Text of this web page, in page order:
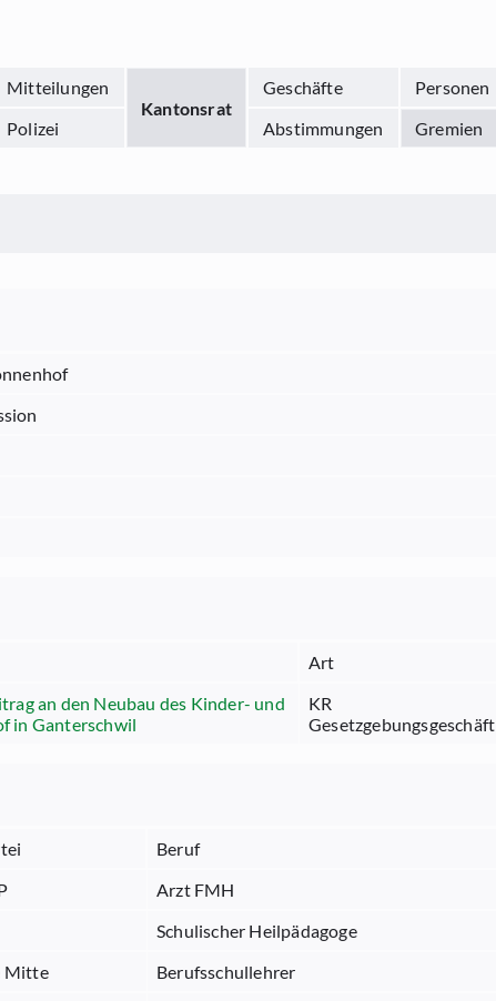
Mitteilungen
Kantonsrat
Geschäfte
Personen
Polizei Abstimmungen Gremien
Art
an den Neubau des Kinder- und
in Ganterschwil
KR
Gesetzgebungsgeschäft
Beruf
Arzt FMH
Schulischer Heilpädagoge
Mitte
Berufsschullehrer